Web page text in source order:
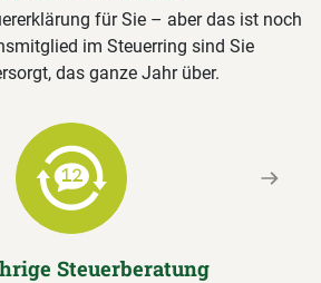
für Sie – aber das ist noch
im Steuerring sind Sie
das ganze Jahr über.
Steuerberatung
Next